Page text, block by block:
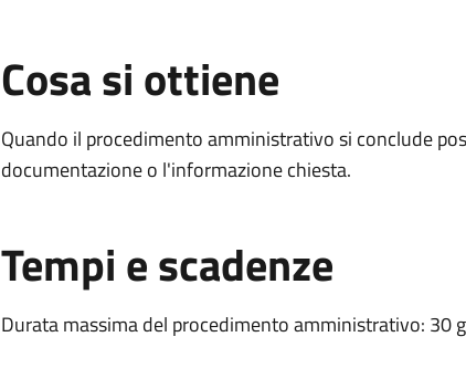
Cosa si ottiene
Quando il procedimento amministrativo si conclude
documentazione o l'informazione chiesta.
Tempi e scadenze
Durata massima del procedimento amministrativo: 30